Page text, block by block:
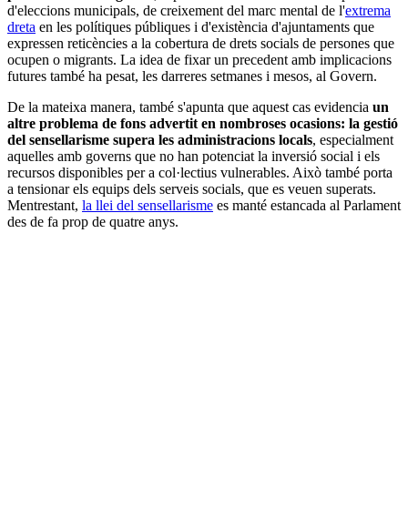
d'eleccions municipals, de creixement del marc mental de l'extrema
dreta en les polítiques públiques i d'existència d'ajuntaments que
expressen reticències a la cobertura de drets socials de persones que
ocupen o migrants. La idea de fixar un precedent amb implicacions
futures també ha pesat, les darreres setmanes i mesos, al Govern.
De la mateixa manera, també s'apunta que aquest cas evidencia un
altre problema de fons advertit en nombroses ocasions: la gestió
del sensellarisme supera les administracions locals, especialment
aquelles amb governs que no han potenciat la inversió social i els
recursos disponibles per a col·lectius vulnerables. Això també porta
a tensionar els equips dels serveis socials, que es veuen superats.
Mentrestant, la llei del sensellarisme es manté estancada al Parlament
des de fa prop de quatre anys.